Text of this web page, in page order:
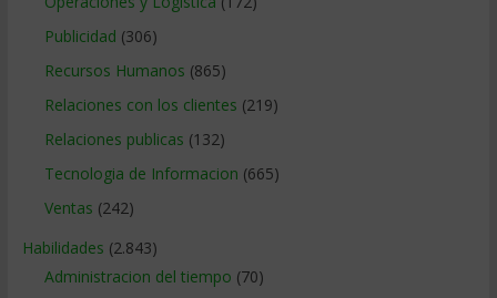
Publicidad (306)
Recursos Humanos (865)
Relaciones con los clientes (219)
Relaciones publicas (132)
Tecnologia de Informacion (665)
Ventas (242)
Habilidades (2.843)
Administracion del tiempo (70)